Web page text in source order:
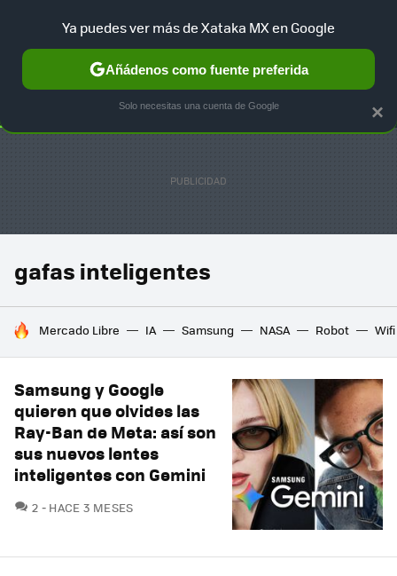
SELECCIÓN GAMING HOME AUTO TERRITORIO
gafas inteligentes
HOY SE HABLA DE
Mercado Libre IA Samsung NASA Robot Wifi
Samsung y Google
quieren que olvides las
Ray-Ban de Meta: así son
sus nuevos lentes
inteligentes con Gemini
2 COMENTARIOS
HACE 3 MESES
×
Ya puedes ver más de Xataka MX en Google
Añádenos como fuente preferida
Solo necesitas una cuenta de Google